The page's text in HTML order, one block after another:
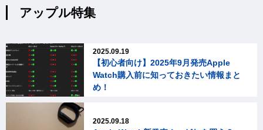
アップル特集
2025.09.19
【初心者向け】2025年9月発売Apple
Watch購入前に知っておきたい情報まと
め！
2025.09.18